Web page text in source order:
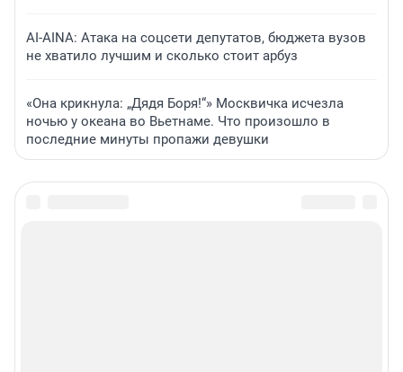
AI-AINA: Атака на соцсети депутатов, бюджета вузов
не хватило лучшим и сколько стоит арбуз
«Она крикнула: „Дядя Боря!“» Москвичка исчезла
ночью у океана во Вьетнаме. Что произошло в
последние минуты пропажи девушки